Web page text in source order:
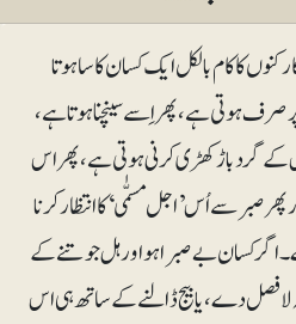
کا کام بالکل ایک کسان کا سا ہوتا
ہوتی ہے، پھر اِسے سینچنا ہوتا ہے،
کے گرد باڑکھڑی کرنی ہوتی ہے، پھر اس
صبر سے اُس ’اجل مسمّٰی‘ کا انتظار کرنا
کسان بے صبرا ہو اور ہل جوتنے کے
دے، یا بیج ڈالنے کے ساتھ ہی اس